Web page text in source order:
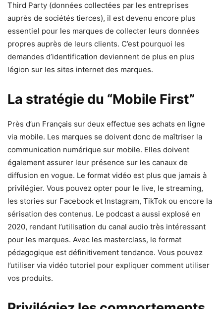
Third Party (données collectées par les entreprises
auprès de sociétés tierces), il est devenu encore plus
essentiel pour les marques de collecter leurs données
propres auprès de leurs clients. C’est pourquoi les
demandes d’identification deviennent de plus en plus
légion sur les sites internet des marques.
La stratégie du “Mobile First”
Près d’un Français sur deux effectue ses achats en ligne
via mobile. Les marques se doivent donc de maîtriser la
communication numérique sur mobile. Elles doivent
également assurer leur présence sur les canaux de
diffusion en vogue. Le format vidéo est plus que jamais à
privilégier. Vous pouvez opter pour le live, le streaming,
les stories sur Facebook et Instagram, TikTok ou encore la
sérisation des contenus. Le podcast a aussi explosé en
2020, rendant l’utilisation du canal audio très intéressant
pour les marques. Avec les masterclass, le format
pédagogique est définitivement tendance. Vous pouvez
l’utiliser via vidéo tutoriel pour expliquer comment utiliser
vos produits.